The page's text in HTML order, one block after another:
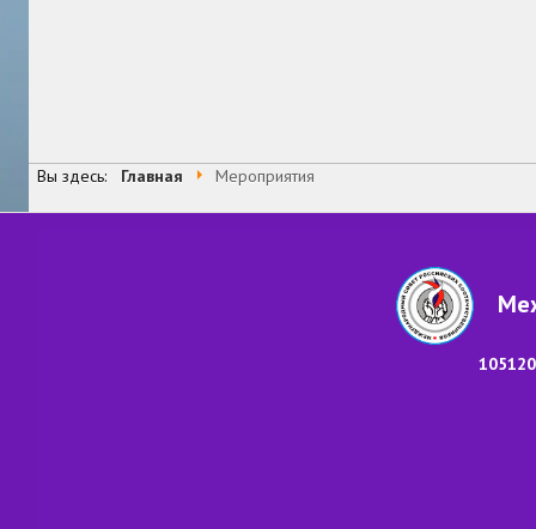
Вы здесь: Главная Мероприятия